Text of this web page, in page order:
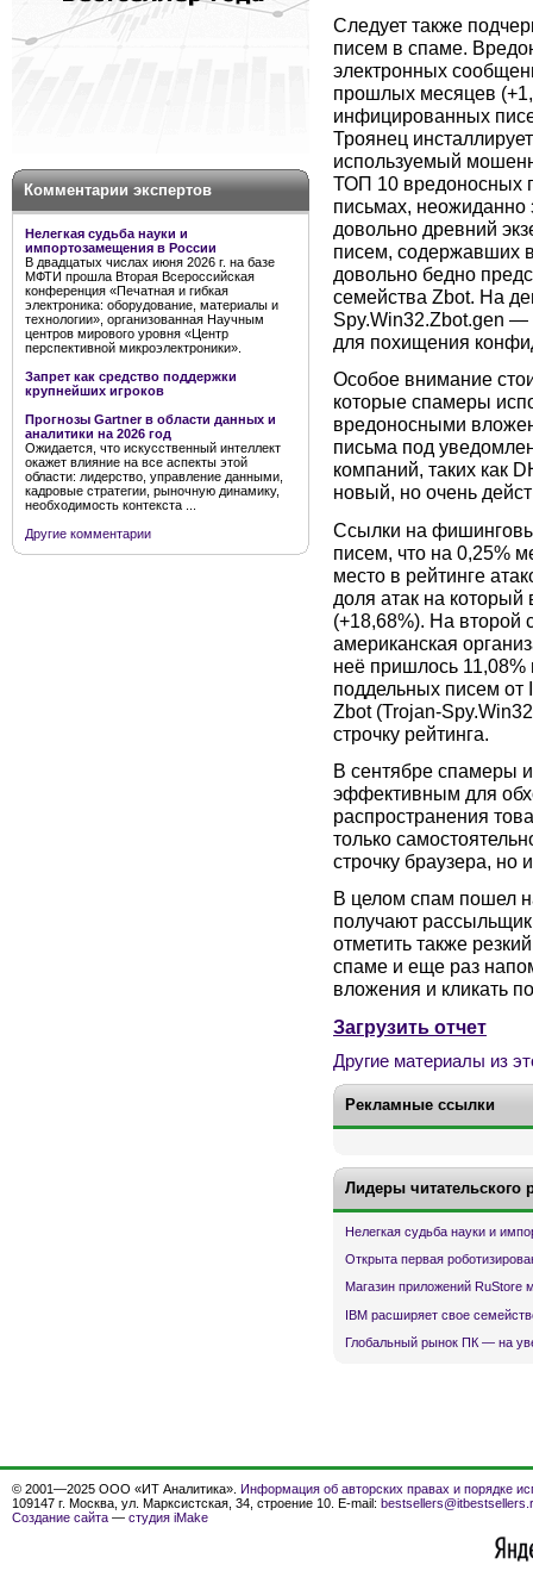
Комментарии экспертов
Нелегкая судьба науки и
импортозамещения в России
В двадцатых числах июня 2026 г. на базе
МФТИ прошла Вторая Всероссийская
конференция «Печатная и гибкая
электроника: оборудование, материалы и
технологии», организованная Научным
центров мирового уровня «Центр
перспективной микроэлектроники».
Запрет как средство поддержки
крупнейших игроков
Прогнозы Gartner в области данных и
аналитики на 2026 год
Ожидается, что искусственный интеллект
окажет влияние на все аспекты этой
области: лидерство, управление данными,
кадровые стратегии, рыночную динамику,
необходимость контекста ...
Другие комментарии
Следует также
писем в спаме.
электронных
прошлых месяцев
инфицированных
Троянец
используемый
ТОП 10 вредоносных
письмах, неожиданно
довольно древний
писем, содержавших
довольно бедно
семейства Zbot. На
Spy.Win32.Zbot.gen —
для похищения
Особое внимание
которые спамеры
вредоносными
письма под
компаний, таких как
новый, но очень
Ссылки на
писем, что на 0,25%
место в рейтинге
доля атак на который
(+18,68%). На второй
американская
неё пришлось
поддельных писем от
Zbot (Trojan-
строчку рейтинга.
В сентябре спамеры
эффективным для
распространения
только
строчку браузера,
В целом спам пошел
получают
отметить также
спаме и еще раз
вложения и кликать
Загрузить отчет
Другие материалы из
Рекламные ссылки
Лидеры читательского
Нелегкая судьба науки и
Открыта первая
Магазин приложений RuStore
IBM расширяет свое
Глобальный рынок ПК — на
© 2001—2025 ООО «ИТ Аналитика». Информация об авторских правах и порядке
109147 г. Москва, ул. Марксистская, 34, строение 10. E-mail:
Создание сайта — студия iMake